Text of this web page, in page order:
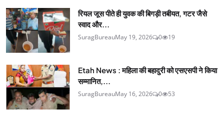
रियल जूस पीते ही युवक की बिगड़ी तबीयत, गटर जैसे
स्वाद और...
SuragBureauMay 19, 2026 0 19
Etah News : महिला की बहादुरी को एसएसपी ने किया
सम्मानित,...
SuragBureauMay 16, 2026 0 53